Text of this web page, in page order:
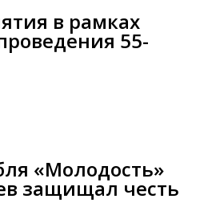
в рамках
55-
«Молодость»
защищал честь